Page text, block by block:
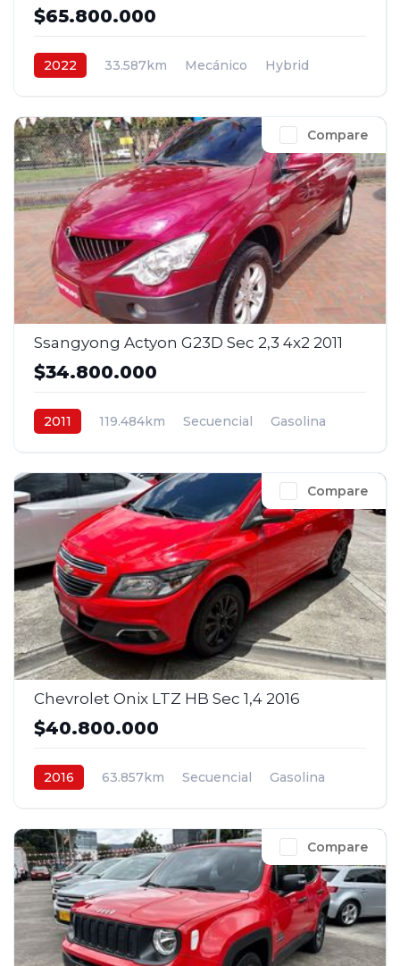
$65.800.000
2022 33.587km Mecánico
Hybrid
Compare
Ssangyong Actyon G23D Sec 2,3 4x2 2011
$34.800.000
2011 119.484km Secuencial
Gasolina
Compare
Chevrolet Onix LTZ HB Sec 1,4 2016
$40.800.000
2016 63.857km Secuencial
Gasolina
Compare